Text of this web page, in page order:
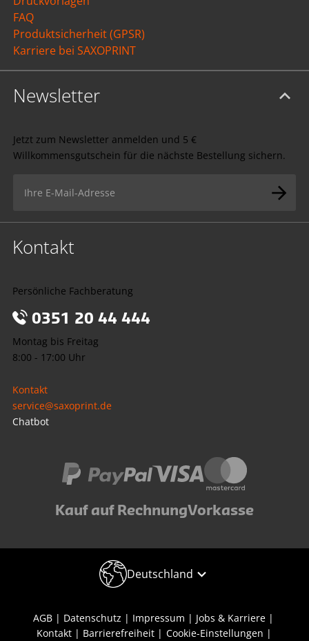
FAQ
Produktsicherheit (GPSR)
Karriere bei SAXOPRINT
Newsletter
Jetzt zum Newsletter anmelden und 5 €
Willkommensgutschein für die nächste Bestellung sichern.
Kontakt
Persönliche Fachberatung
0351 20 44 444
Montag bis Freitag
8:00 - 17:00 Uhr
Kontakt
service@saxoprint.de
Chatbot
Kauf auf RechnungVorkasse
Deutschland
AGB Datenschutz Impressum
Jobs & Karriere
Kontakt
Barrierefreiheit Cookie-Einstellungen